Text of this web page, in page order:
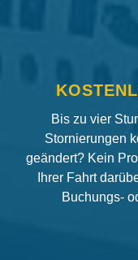
Bis zu vier
Stornierungen
geändert? Kein
Ihrer Fahrt
Buchungs-